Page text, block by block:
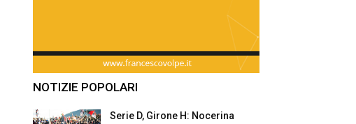
NOTIZIE POPOLARI
Serie D, Girone H: Nocerina